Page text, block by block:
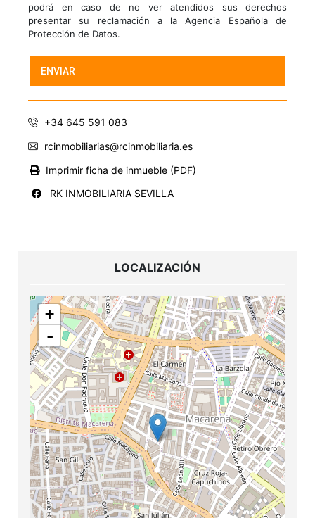
podrá en caso de no ver atendidos sus derechos
presentar su reclamación a la Agencia Española de
Protección de Datos.
+34 645 591 083
rcinmobiliarias@rcinmobiliaria.es
Imprimir ficha de inmueble (PDF)
RK INMOBILIARIA SEVILLA
LOCALIZACIÓN
+
-